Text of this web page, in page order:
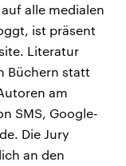
alle medialen
ist präsent
Literatur
Büchern statt
am
SMS, Google-
Die Jury
an den